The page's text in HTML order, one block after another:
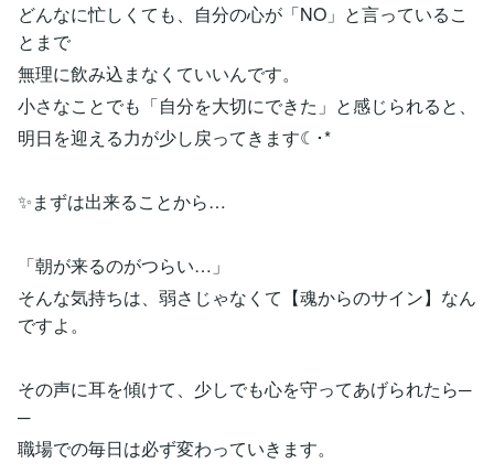
どんなに忙しくても、自分の心が「NO」と言っているこ
とまで
無理に飲み込まなくていいんです。
小さなことでも「自分を大切にできた」と感じられると、
明日を迎える力が少し戻ってきます☾･*
✨まずは出来ることから…
「朝が来るのがつらい…」
そんな気持ちは、弱さじゃなくて【魂からのサイン】なん
ですよ。
その声に耳を傾けて、少しでも心を守ってあげられたら─
─
職場での毎日は必ず変わっていきます。